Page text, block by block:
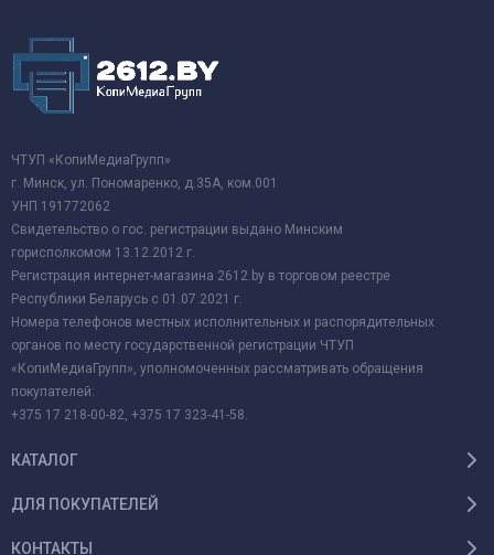
ЧТУП «КопиМедиаГрупп»
г. Минск, ул. Пономаренко, д.35А, ком.001
УНП 191772062
Свидетельство о гос. регистрации выдано Минским
горисполкомом 13.12.2012 г.
Регистрация интернет-магазина 2612.by в торговом реестре
Республики Беларусь с 01.07.2021 г.
Номера телефонов местных исполнительных и распорядительных
органов по месту государственной регистрации ЧТУП
«КопиМедиаГрупп», уполномоченных рассматривать обращения
покупателей:
+375 17 218-00-82, +375 17 323-41-58.
КАТАЛОГ
ДЛЯ ПОКУПАТЕЛЕЙ
КОНТАКТЫ